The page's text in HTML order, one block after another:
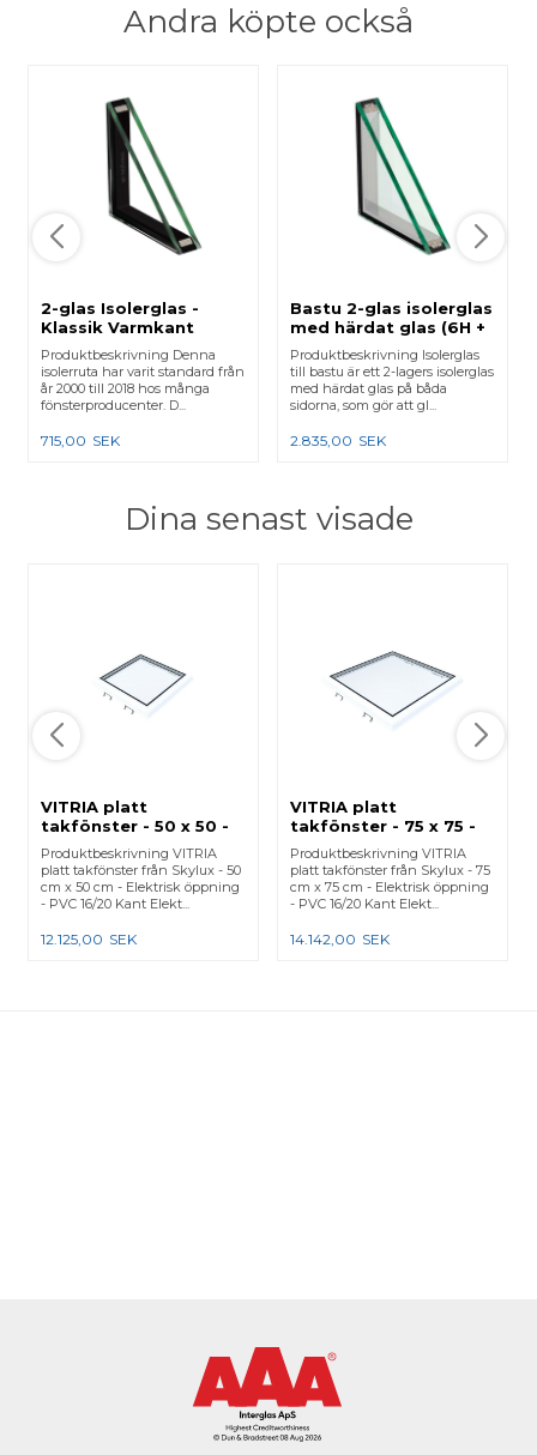
Andra köpte också
2-glas Isolerglas -
Klassik Varmkant
Produktbeskrivning Denna
isolerruta har varit standard från
år 2000 till 2018 hos många
fönsterproducenter. D...
715,00 SEK
Bastu 2-glas isolerglas
med härdat glas (6H +
6H)
Produktbeskrivning Isolerglas
till bastu är ett 2-lagers isolerglas
med härdat glas på båda
sidorna, som gör att gl...
2.835,00 SEK
Dina senast visade
VITRIA platt
takfönster - 50 x 50 -
Elektrisk öppning -
PVC 16/20 Kant
Produktbeskrivning VITRIA
platt takfönster från Skylux - 50
cm x 50 cm - Elektrisk öppning
- PVC 16/20 Kant Elekt...
12.125,00 SEK
VITRIA platt
takfönster - 75 x 75 -
Elektrisk öppning -
PVC 16/20 Kant
Produktbeskrivning VITRIA
platt takfönster från Skylux - 75
cm x 75 cm - Elektrisk öppning
- PVC 16/20 Kant Elekt...
14.142,00 SEK